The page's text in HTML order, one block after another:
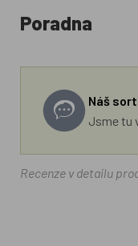
Poradna
Náš
Jsme tu
Recenze v detailu